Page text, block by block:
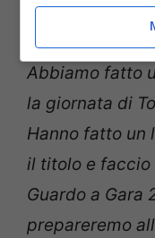
Circuit: «Il mio
cercare di
Abbiamo fatto
la giornata di
Hanno fatto un
il titolo e faccio
Guardo a Gara
prepareremo